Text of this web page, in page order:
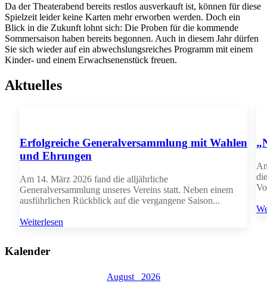
Da der Theaterabend bereits restlos ausverkauft ist, können für diese
Spielzeit leider keine Karten mehr erworben werden. Doch ein
Blick in die Zukunft lohnt sich: Die Proben für die kommende
Sommersaison haben bereits begonnen. Auch in diesem Jahr dürfen
Sie sich wieder auf ein abwechslungsreiches Programm mit einem
Kinder- und einem Erwachsenenstück freuen.
Aktuelles
Erfolgreiche Generalversammlung mit Wahlen
und Ehrungen
Am 14. März 2026 fand die alljährliche
Generalversammlung unseres Vereins statt. Neben einem
ausführlichen Rückblick auf die vergangene Saison...
Weiterlesen
Kalender
August 2026